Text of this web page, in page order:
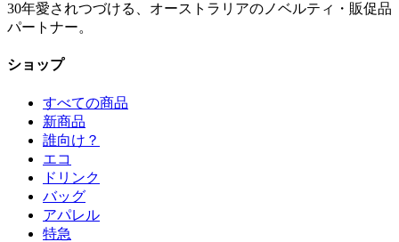
30年愛されつづける、オーストラリアのノベルティ・販促品
パートナー。
ショップ
すべての商品
新商品
誰向け？
エコ
ドリンク
バッグ
アパレル
特急